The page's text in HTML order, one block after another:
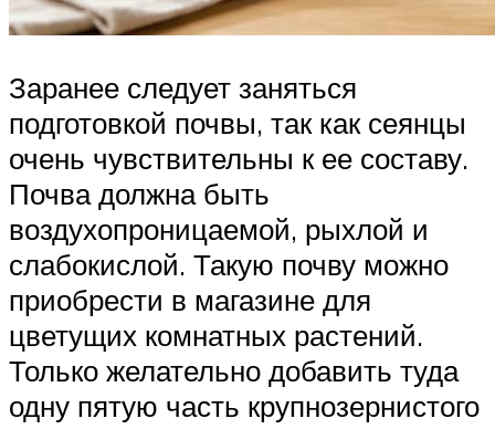
Заранее следует заняться
подготовкой почвы, так как сеянцы
очень чувствительны к ее составу.
Почва должна быть
воздухопроницаемой, рыхлой и
слабокислой. Такую почву можно
приобрести в магазине для
цветущих комнатных растений.
Только желательно добавить туда
одну пятую часть крупнозернистого